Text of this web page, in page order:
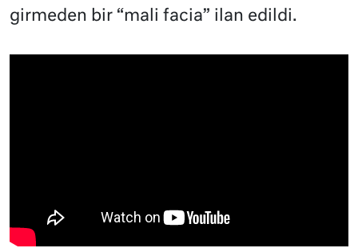
girmeden bir “mali facia” ilan edildi.